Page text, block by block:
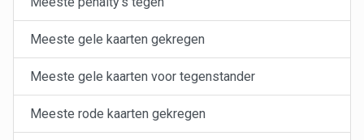
Meeste gele kaarten gekregen
Meeste gele kaarten voor tegenstander
Meeste rode kaarten gekregen